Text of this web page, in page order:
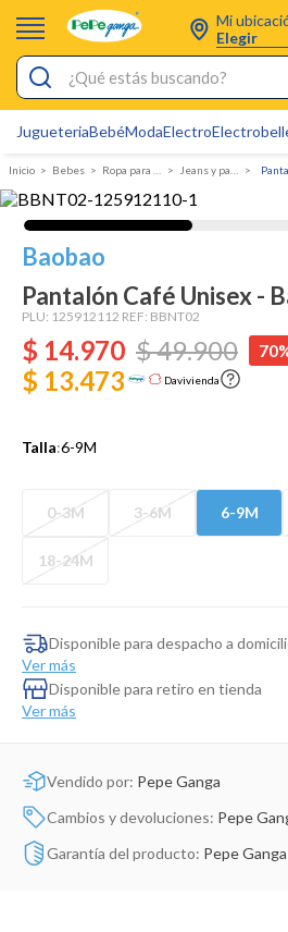
Mi
Elegir
¿Qué estás buscando?
JugueteriaBebéModaElectro
Bebes Ropa para bebé Jeans y pantalones
Baobao
Pantalón Café Unisex -
PLU: 125912112 REF: BBNT02
$ 14.970 $49.900
$ 13.473 Davivienda
Talla:6-9M
0-3M 3-6M 6-9M
18-24M
Disponible para despacho a
Ver más
Disponible para retiro en tienda
Ver más
Vendido por: Pepe Ganga
Cambios y devoluciones: Pepe
Garantía del producto: Pepe Ganga
Pijamas
Electro
Figuras Toy Story
Carters
Cartas Pokemon
Silla Mecedora Bebé
Cuna Colecho